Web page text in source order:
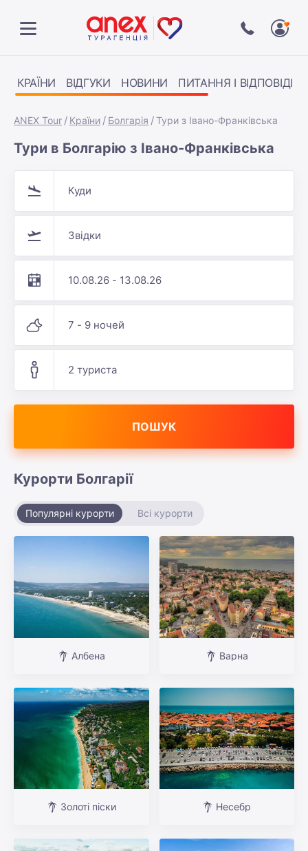
КРАЇНИ ВІДГУКИ НОВИНИ ПИТАННЯ І ВІДПОВІДІ
ANEX Tour Країни Болгарія Тури з Івано-Франківська
Тури в Болгарію з Івано-Франківська
Куди
Звідки
10.08.26 - 13.08.26
7 - 9 ночей
2 туриста
ПОШУК
Курорти Болгарії
Популярні курорти Всі курорти
Албена Варна
Золоті піски Несебр